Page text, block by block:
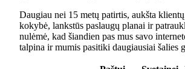
Daugiau nei 15 metų patirtis, aukšta
kokybė, lankstūs paslaugų planai ir
nulėmė, kad šiandien pas mus savo
talpina ir mumis pasitiki daugiausiai šalies